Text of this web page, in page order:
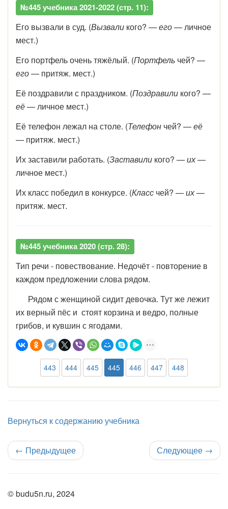
№445 учебника 2021-2022 (стр. 11):
Его вызвали в суд. (Вызвали кого? —его— личное
мест.)
Его портфель очень тяжёлый. (Портфель чей? —
его— притяж. мест.)
Её поздравили с праздником. (Поздравили кого? —
её— личное мест.)
Еётелефон лежал на столе. (Телефон чей? —её
— притяж. мест.)
Ихзаставили работать. (Заставили кого? —их—
личное мест.)
Их класс победил в конкурсе. (Класс чей? —их—
притяж. мест.
№445 учебника 2020 (стр. 28):
Тип речи - повествование. Недочёт - повторение в
каждом предложении слова рядом.
Рядом с женщиной сидит девочка. Тут же лежит
их верный пёс и стоят корзина и ведро, полные
грибов, и кувшин с ягодами.
443 444 445 445 446 447 448
Вернуться к содержанию учебника
← Предыдущее Следующее →
© budu5n.ru, 2024